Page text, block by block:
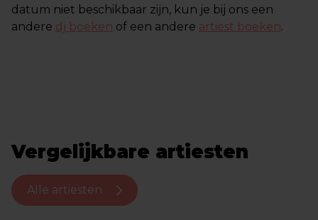
datum niet beschikbaar zijn, kun je bij ons een
andere dj boeken of een andere artiest boeken.
Vergelijkbare artiesten
Alle artiesten